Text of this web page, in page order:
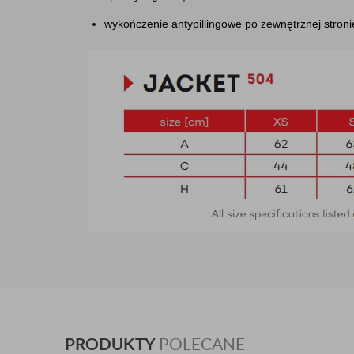
wykończenie antypillingowe po zewnętrznej
PRODUKTY POLECANE